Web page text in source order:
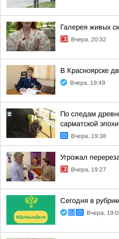
Галерея живых
Вчера, 20:32
В Красноярске
Вчера, 19:49
По следам
сарматской эпохи
Вчера, 19:38
Угрожал
Вчера, 19:27
Сегодня в
Вчера,